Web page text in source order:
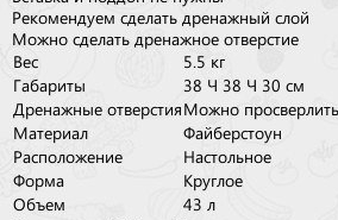
Рекомендуем сделать дренажный слой
Можно сделать дренажное отверстие
Вес 5.5 кг
Габариты 38 × 38 × 30 см
Дренажные отверстия Можно просверлить
Материал Файберстоун
Расположение Настольное
Форма Круглое
Объем 43 л